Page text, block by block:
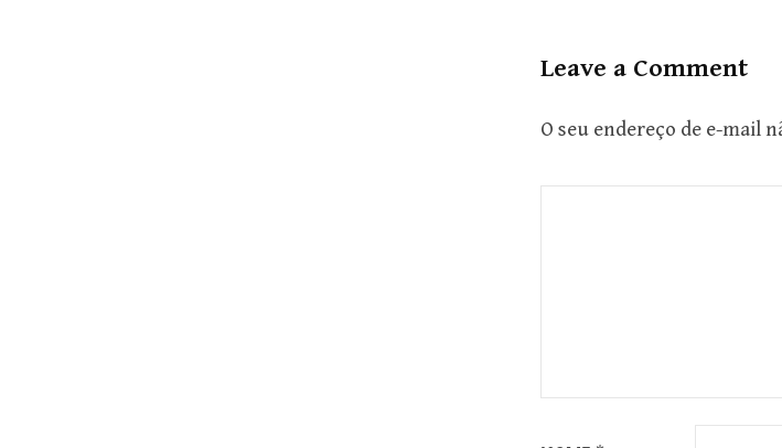
Leave a Comment
O seu endereço de e-mail